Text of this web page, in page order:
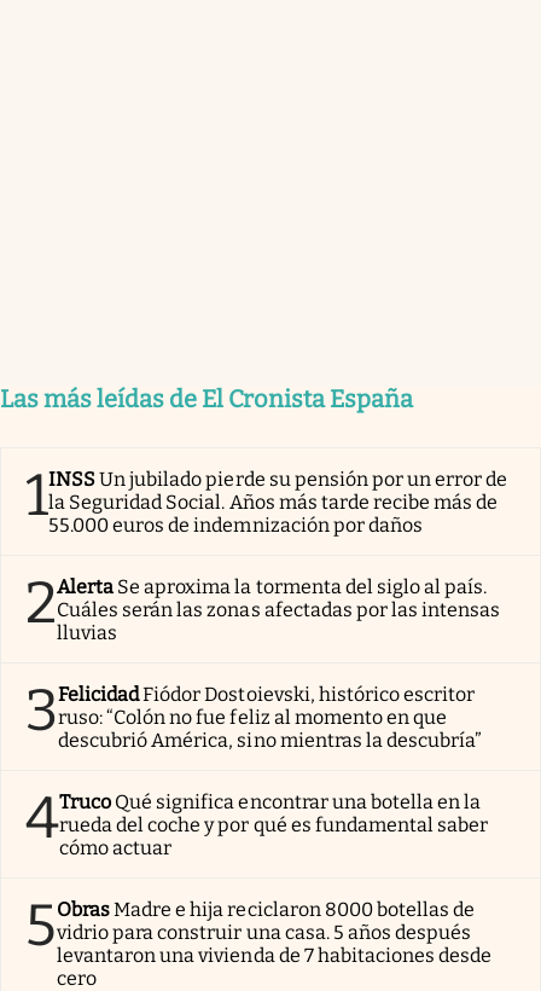
Las más leídas de El Cronista España
1INSSUn jubilado pierde su pensión por un error de
la Seguridad Social. Años más tarde recibe más de
55.000 euros de indemnización por daños
2Alerta Se aproxima la tormenta del siglo al país.
Cuáles serán las zonas afectadas por las intensas
lluvias
3FelicidadFiódor Dostoievski, histórico escritor
ruso: “Colón no fue feliz al momento en que
descubrió América, sino mientras la descubría”
4Truco Qué significa encontrar una botella en la
rueda del coche y por qué es fundamental saber
cómo actuar
5ObrasMadre e hija reciclaron 8000 botellas de
vidrio para construir una casa. 5 años después
levantaron una vivienda de 7 habitaciones desde
cero